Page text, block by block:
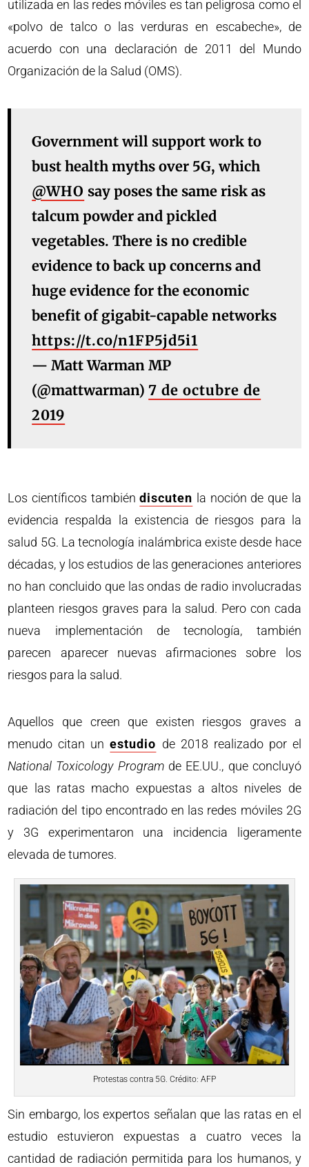
utilizada en las redes móviles es tan peligrosa como el
«polvo de talco o las verduras en escabeche», de
acuerdo con una declaración de 2011 del Mundo
Organización de la Salud (OMS).
Government will support work to
bust health myths over 5G, which
@WHO say poses the same risk as
talcum powder and pickled
vegetables. There is no credible
evidence to back up concerns and
huge evidence for the economic
benefit of gigabit-capable networks
https://t.co/n1FP5jd5i1
— Matt Warman MP
(@mattwarman) 7 de octubre de
2019
Los científicos tambiéndiscuten la noción de que la
evidencia respalda la existencia de riesgos para la
salud 5G. La tecnología inalámbrica existe desde hace
décadas, y los estudios de las generaciones anteriores
no han concluido que las ondas de radio involucradas
planteen riesgos graves para la salud. Pero con cada
nueva implementación de tecnología, también
parecen aparecer nuevas afirmaciones sobre los
riesgos para la salud.
Aquellos que creen que existen riesgos graves a
menudo citan unestudio de 2018 realizado por el
National Toxicology Programde EE.UU., que concluyó
que las ratas macho expuestas a altos niveles de
radiación del tipo encontrado en las redes móviles 2G
y 3G experimentaron una incidencia ligeramente
elevada de tumores.
Protestas contra 5G. Crédito: AFP
Sin embargo, los expertos señalan que las ratas en el
estudio estuvieron expuestas a cuatro veces la
cantidad de radiación permitida para los humanos, y